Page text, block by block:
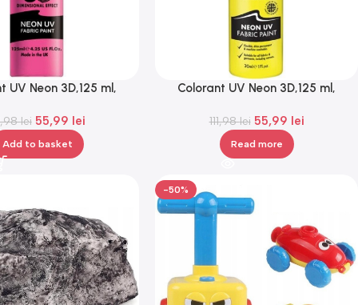
UV Neon 3D,125 ml,
lei 55,99 lei
Add to basket
Colorant UV Neon 3D,125 ml,
111,98lei 55,99 lei
Read more
-50%